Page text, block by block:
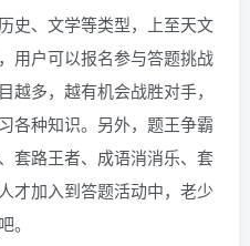
史、文学等类型，上至天文
用户可以报名参与答题挑战
越多，越有机会战胜对手，
各种知识。另外，题王争霸
套路王者、成语消消乐、套
才加入到答题活动中，老少
。